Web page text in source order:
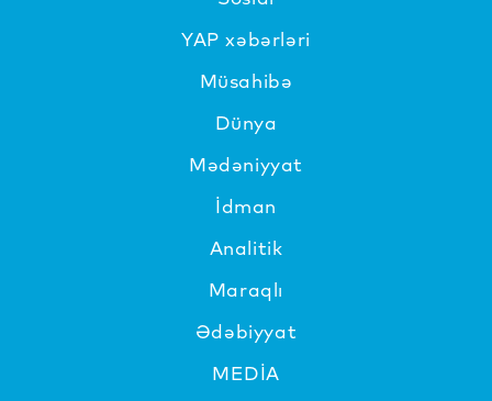
YAP xəbərləri
Müsahibə
Dünya
Mədəniyyat
İdman
Analitik
Maraqlı
Ədəbiyyat
MEDİA